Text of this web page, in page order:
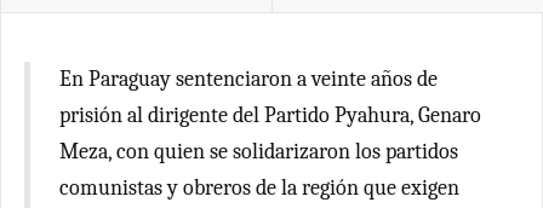
En Paraguay sentenciaron a veinte años de
prisión al dirigente del Partido Pyahura, Genaro
Meza, con quien se solidarizaron los partidos
comunistas y obreros de la región que exigen